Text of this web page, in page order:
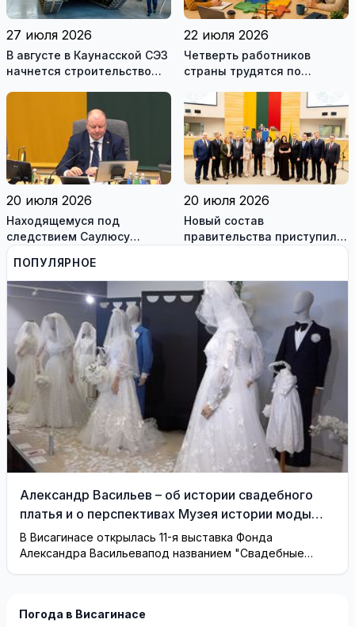
27 июля 2026
В августе в Каунасской СЭЗ
начнется строительство
22 июля 2026
Четверть работников
страны трудятся по
это выгодно и
сотрудникам, и
работодателям
20 июля 2026
Находящемуся под
следствием Саулюсу
Сквернялису временно
разрешили выехать за
границу
20 июля 2026
Новый состав
правительства приступил к
ПОПУЛЯРНОЕ
Александр Васильев – об истории свадебного
платья и о перспективах Музея истории моды
(видео)
В Висагинасе открылась 11-я выставка Фонда
Александра Васильевапод названием "Свадебные
Погода в Висагинасе